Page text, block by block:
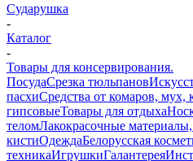
Сударушка
-
Каталог
-
Товары для консервирования.
ПосудаСрезка тюльпанов
пасхиСредства от комаров, мух,
гипсовыеТовары для отдыха
теломЛакокрасочные
кистиОдеждаБелорусская
техникаИгрушкиГалантерея